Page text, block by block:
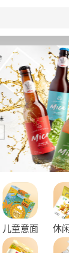
儿童意面 休
威士忌，邂逅独
亚黑松露，你